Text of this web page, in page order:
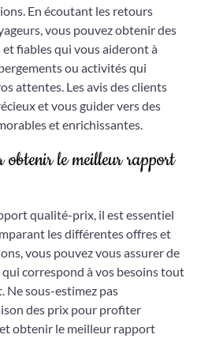
En écoutant les retours
vous pouvez obtenir des
fiables qui vous aideront à
ou activités qui
attentes. Les avis des clients
et vous guider vers des
et enrichissantes.
obtenir le meilleur rapport
qualité-prix, il est essentiel
les différentes offres et
vous pouvez vous assurer de
correspond à vos besoins tout
Ne sous-estimez pas
des prix pour profiter
obtenir le meilleur rapport